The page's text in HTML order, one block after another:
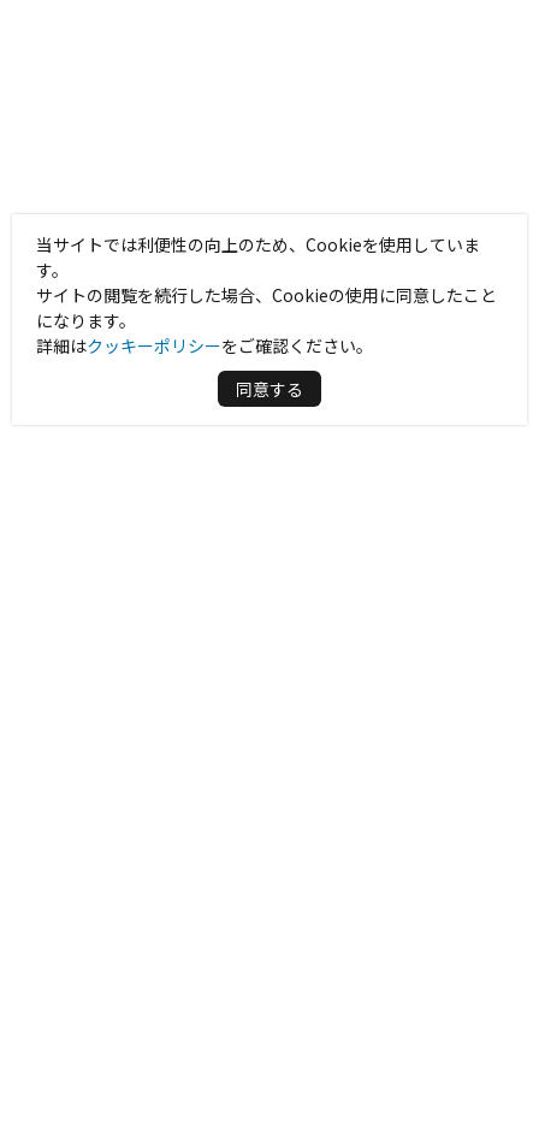
当サイトでは利便性の向上のため、Cookieを使用していま
す。
サイトの閲覧を続行した場合、Cookieの使用に同意したこと
になります。
詳細はクッキーポリシーをご確認ください。
同意する